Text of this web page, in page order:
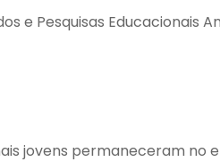
e Pesquisas Educacionais
jovens permaneceram no